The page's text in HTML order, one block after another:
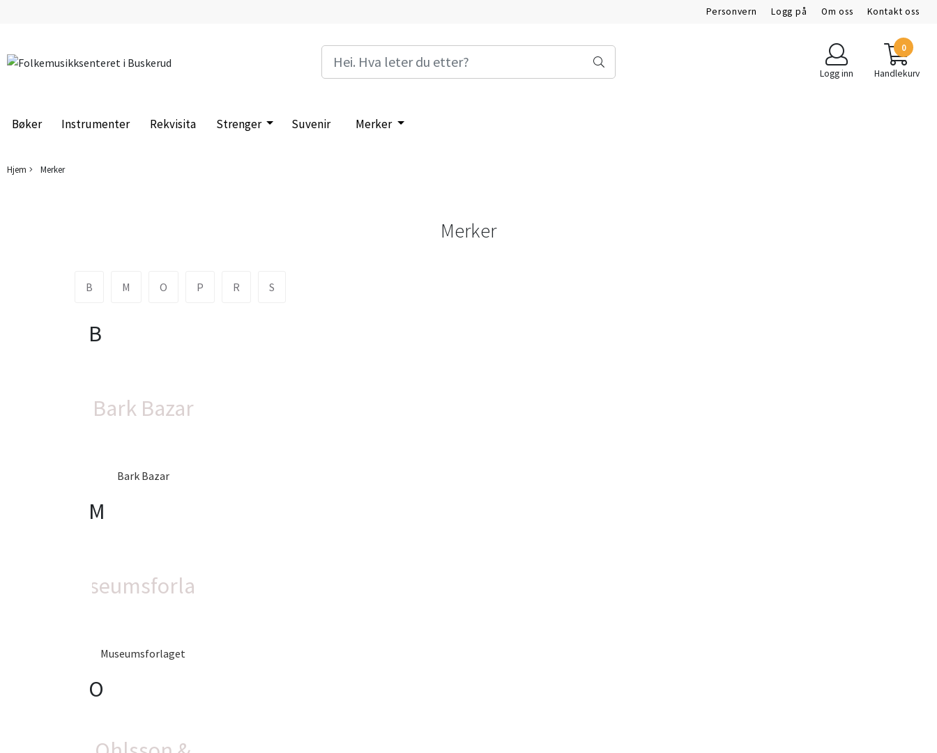
Personvern Logg på Om oss Kontakt oss
Logg inn
0
Handlekurv
Bøker Instrumenter Rekvisita Strenger Suvenir Merker
Hjem Merker
Merker
B M O P R S
B
Bark Bazar
Bark Bazar
M
Museumsforlaget
Museumsforlaget
O